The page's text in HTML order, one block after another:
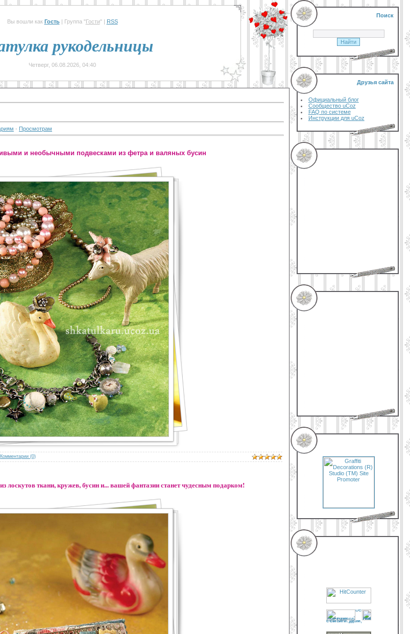
Вы вошли как Гость| Группа "Гости" | RSS
рукодельницы
Четверг, 06.08.2026, 04:40
· Просмотрам
и необычными подвесками из фетра и валяных бусин
Комментарии (0)
лоскутов ткани, кружев, бусин и... вашей фантазии станет чудесным подарком!
Поиск
Друзья сайта
Официальный блог
Сообщество uCoz
FAQ по системе
Инструкции для uCoz